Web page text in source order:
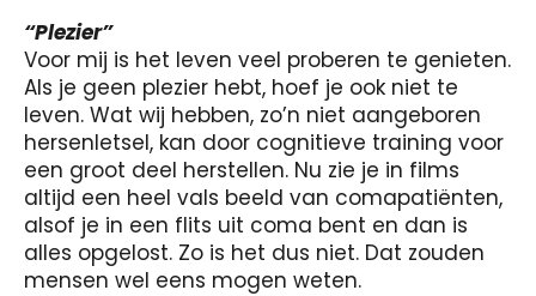
“Plezier”
Voor mij is het leven veel proberen te genieten.
Als je geen plezier hebt, hoef je ook niet te
leven. Wat wij hebben, zo’n niet aangeboren
hersenletsel, kan door cognitieve training voor
een groot deel herstellen. Nu zie je in films
altijd een heel vals beeld van comapatiënten,
alsof je in een flits uit coma bent en dan is
alles opgelost. Zo is het dus niet. Dat zouden
mensen wel eens mogen weten.